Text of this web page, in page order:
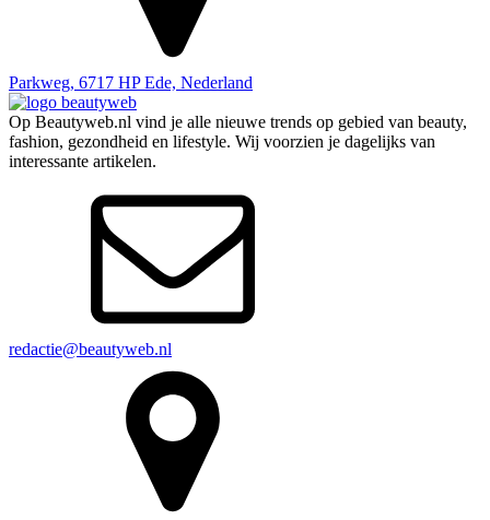
Parkweg, 6717 HP Ede, Nederland
Op Beautyweb.nl vind je alle nieuwe trends op gebied van beauty,
fashion, gezondheid en lifestyle. Wij voorzien je dagelijks van
interessante artikelen.
redactie@beautyweb.nl